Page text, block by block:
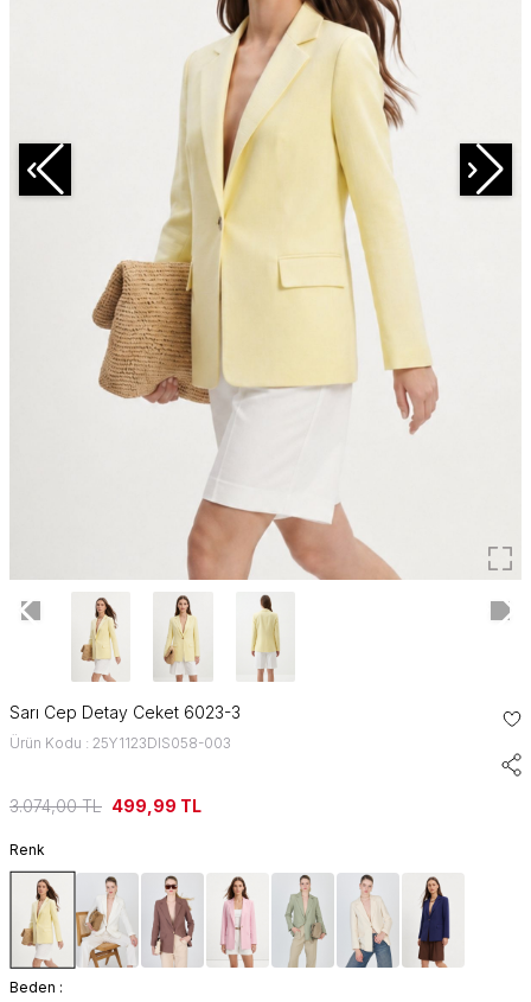
Sarı Cep Detay Ceket 6023-3
Ürün Kodu : 25Y1123DIS058-003
3.074,00TL 499,99 TL
Renk
Beden :